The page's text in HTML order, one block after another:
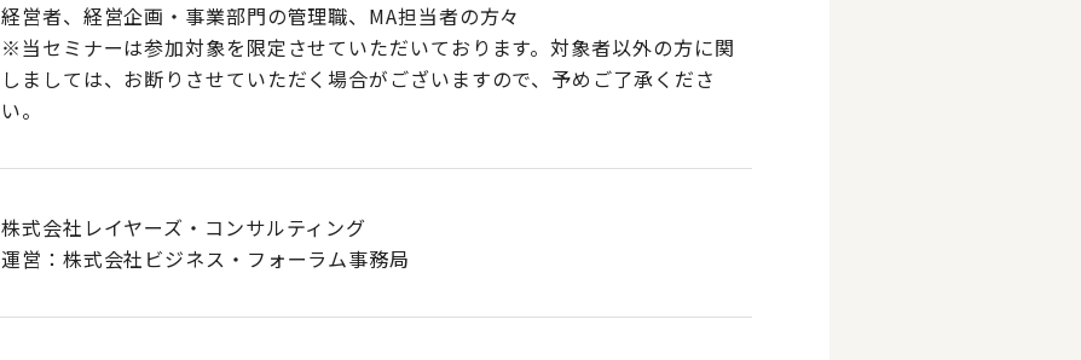
経営者、経営企画・事業部門の管理職、MA担当者の方々
※当セミナーは参加対象を限定させていただいております。対象者以外の方に関
しましては、お断りさせていただく場合がございますので、予めご了承くださ
い。​
株式会社レイヤーズ・コンサルティング
運営：株式会社ビジネス・フォーラム事務局